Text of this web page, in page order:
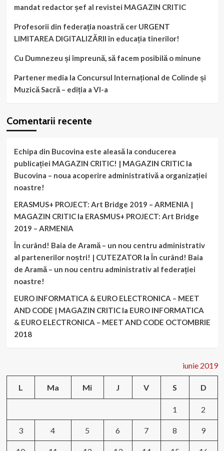
mandat redactor șef al revistei MAGAZIN CRITIC
Profesorii din federația noastră cer URGENT
LIMITAREA DIGITALIZĂRII în educația tinerilor!
Cu Dumnezeu și împreună, să facem posibilă o minune
Partener media la Concursul Internațional de Colinde și
Muzică Sacră – ediția a VI-a
Comentarii recente
Echipa din Bucovina este aleasă la conducerea
publicației MAGAZIN CRITIC! | MAGAZIN CRITICla
Bucovina – noua acoperire administrativă a organizației
noastre!
ERASMUS+ PROJECT: Art Bridge 2019 – ARMENIA |
MAGAZIN CRITICla ERASMUS+ PROJECT: Art Bridge
2019 – ARMENIA
În curând! Baia de Aramă – un nou centru administrativ
al partenerilor noștri! | CUTEZATOR laÎn curând! Baia
de Aramă – un nou centru administrativ al federației
noastre!
EURO INFORMATICA & EURO ELECTRONICA – MEET
AND CODE | MAGAZIN CRITICla EURO INFORMATICA
& EURO ELECTRONICA – MEET AND CODE OCTOMBRIE
2018
iunie 2019
L Ma Mi J V S D
1 2
3 4 5 6 7 8 9